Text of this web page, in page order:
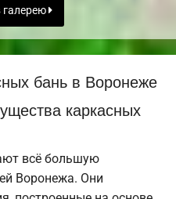
галерею
бань в Воронеже
каркасных
всё большую
Воронежа. Они